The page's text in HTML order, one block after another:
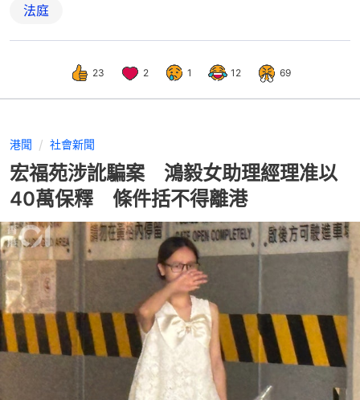
法庭
23 2 1 12 69
港聞 社會新聞
宏福苑涉訛騙案 鴻毅女助理經理准以
40萬保釋 條件括不得離港